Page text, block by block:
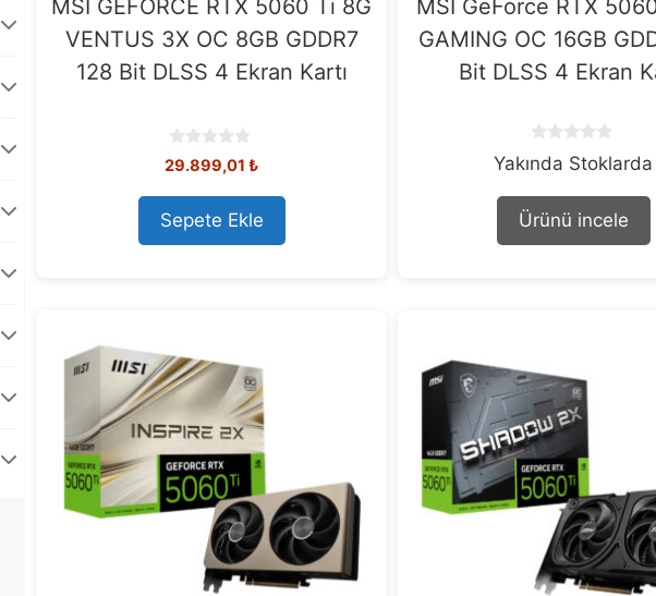
MSI GEFORCE RTX 5060 Ti 8G
VENTUS 3X OC 8GB GDDR7
128 Bit DLSS 4 Ekran Kartı
0
o
u
t
o
f
29.899,01₺
Sepete Ekle
MSI GeForce RTX
GAMING OC 16GB
Bit DLSS 4 Ekran
o
o
f
Yakında Stoklarda
Ürünü incele
12